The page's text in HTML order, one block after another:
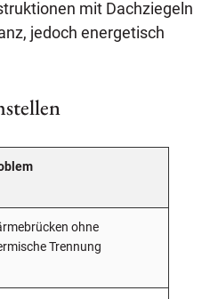
mit Dachziegeln
jedoch energetisch
ohne
Trennung